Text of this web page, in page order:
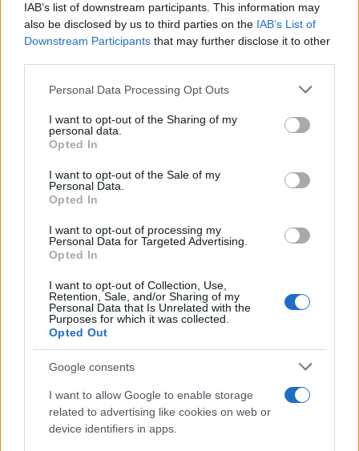
IAB’s list of downstream participants. This information may
also be disclosed by us to third parties on the IAB’s List of
Downstream Participants that may further disclose it to other
Please note that this website/app uses one or more Google
not limited to your visit or usage behaviour. You may click to
grant or deny consent to Google and its third-party tags to
use your data for below specified purposes in below Google
consent section.
Personal Data Processing Opt Outs
I want to opt-out of the Sharing of my
personal data.
Opted In
I want to opt-out of the Sale of my
Personal Data.
Opted In
I want to opt-out of processing my
Personal Data for Targeted Advertising.
Opted In
I want to opt-out of Collection, Use,
Retention, Sale, and/or Sharing of my
Personal Data that Is Unrelated with the
Purposes for which it was collected.
Opted Out
Google consents
I want to allow Google to enable storage
related to advertising like cookies on web or
device identifiers in apps.
duševnemu zdravju in samozavesti, še poudarjajo v
WHO.
Vir: STA
Opozorilo:
sovraštva, nasilja ali nestrpnosti. Komentarji z žaljivimi,
rasističnimi, diskriminatornimi ali nezakonitimi vsebinami bodo
odstranjeni.
Failed to fetch
Ključne besede: dan